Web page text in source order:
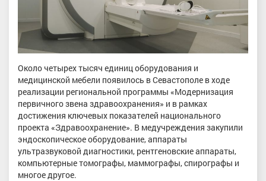
Около четырех тысяч единиц оборудования и
медицинской мебели появилось в Севастополе в ходе
реализации региональной программы «Модернизация
первичного звена здравоохранения» и в рамках
достижения ключевых показателей национального
проекта «Здравоохранение». В медучреждения закупили
эндоскопическое оборудование, аппараты
ультразвуковой диагностики, рентгеновские аппараты,
компьютерные томографы, маммографы, спирографы и
многое другое.